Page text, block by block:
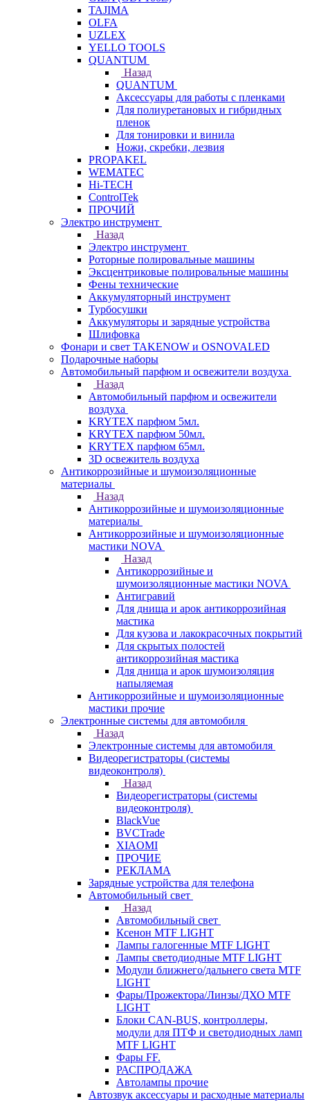
TAJIMA
OLFA
UZLEX
YELLO TOOLS
QUANTUM
Назад
QUANTUM
Аксессуары для работы с пленками
Для полиуретановых и гибридных
пленок
Для тонировки и винила
Ножи, скребки, лезвия
PROPAKEL
WEMATEC
Hi-TECH
ControlTek
ПРОЧИЙ
Электро инструмент
Назад
Электро инструмент
Роторные полировальные машины
Эксцентриковые полировальные машины
Фены технические
Аккумуляторный инструмент
Турбосушки
Аккумуляторы и зарядные устройства
Шлифовка
Фонари и свет TAKENOW и OSNOVALED
Подарочные наборы
Автомобильный парфюм и освежители воздуха
Назад
Автомобильный парфюм и освежители
воздуха
KRYTEX парфюм 5мл.
KRYTEX парфюм 50мл.
KRYTEX парфюм 65мл.
3D освежитель воздуха
Антикоррозийные и шумоизоляционные
материалы
Назад
Антикоррозийные и шумоизоляционные
материалы
Антикоррозийные и шумоизоляционные
мастики NOVA
Назад
Антикоррозийные и
шумоизоляционные мастики NOVA
Антигравий
Для днища и арок антикоррозийная
мастика
Для кузова и лакокрасочных покрытий
Для скрытых полостей
антикоррозийная мастика
Для днища и арок шумоизоляция
напыляемая
Антикоррозийные и шумоизоляционные
мастики прочие
Электронные системы для автомобиля
Назад
Электронные системы для автомобиля
Видеорегистраторы (системы
видеоконтроля)
Назад
Видеорегистраторы (системы
видеоконтроля)
BlackVue
BVCTrade
XIAOMI
ПРОЧИЕ
РЕКЛАМА
Зарядные устройства для телефона
Автомобильный свет
Назад
Автомобильный свет
Ксенон MTF LIGHT
Лампы галогенные MTF LIGHT
Лампы светодиодные MTF LIGHT
Модули ближнего/дальнего света MTF
LIGHT
Фары/Прожектора/Линзы/ДХО MTF
LIGHT
Блоки CAN-BUS, контроллеры,
модули для ПТФ и светодиодных ламп
MTF LIGHT
Фары FF.
РАСПРОДАЖА
Автолампы прочие
Автозвук аксессуары и расходные материалы